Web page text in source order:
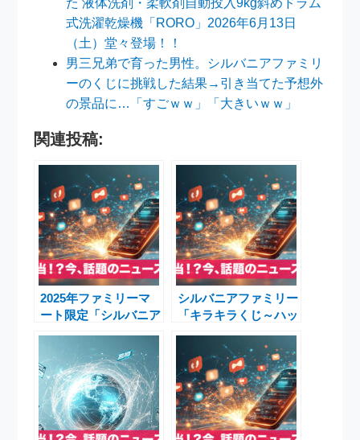
式洗濯乾燥機「RORO」2026年6月13日
（土）堂々登場！！
男三兄弟で育った男性。シルバニアファミリ
ーのくじに挑戦した結果→引き当てた予想外
の景品に…「すごｗｗ」「大きいｗｗ」
関連投稿:
2025年ファミリーマ
ート限定「シルバニア
くじ ～ハッピースイ
ーツ～」8月23日発売
シルバニアファミリー
「キラキラくじ～ハッ
売！限定スイーツモチ
ーフが話題に